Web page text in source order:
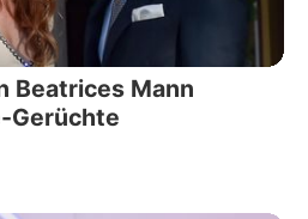
Beatrices Mann
Gerüchte